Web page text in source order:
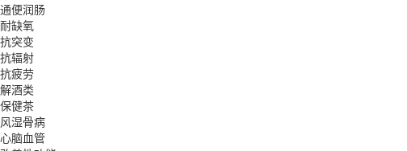
通便润肠
耐缺氧
抗突变
抗辐射
抗疲劳
解酒类
保健茶
风湿骨病
心脑血管